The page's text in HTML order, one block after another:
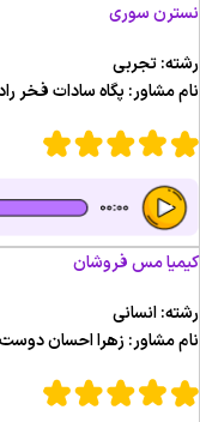
سوری
تجربی
مشاور: پگاه سادات فخر راد
مس فروشان
انسانی
مشاور: زهرا احسان دوست